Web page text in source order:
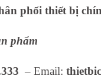
phối thiết bị
phẩm
– Email: